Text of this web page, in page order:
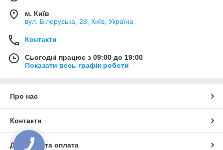
м. Київ
вул. Білоруська, 28, Київ, Україна
Контакти
Сьогодні працює з 09:00 до 19:00
Показати весь графік роботи
Про нас
Контакти
Доставка та оплата